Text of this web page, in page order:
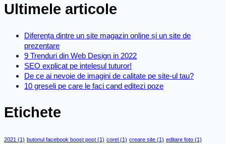
Ultimele articole
Diferența dintre un site magazin online și un site de
prezentare
9 Trenduri din Web Design in 2022
SEO explicat pe intelesul tuturor!
De ce ai nevoie de imagini de calitate pe site-ul tau?
10 greseli pe care le faci cand editezi poze
Etichete
2021 (1) butonul facebook boost post (1) corel (1) creare site (1) editare foto (1)